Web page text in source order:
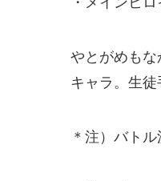
やとがめも
キャラ。生徒
＊注）バトル